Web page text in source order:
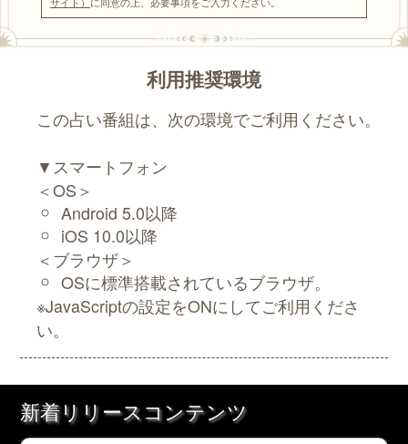
利用推奨環境
この占い番組は、次の環境でご利用ください。
▼スマートフォン
＜OS＞
Android 5.0以降
iOS 10.0以降
＜ブラウザ＞
OSに標準搭載されているブラウザ。
※JavaScriptの設定をONにしてご利用くださ
い。
新着リリースコンテンツ